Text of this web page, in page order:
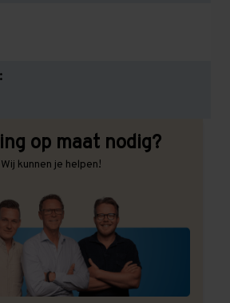
op maat nodig?
Wij kunnen je helpen!